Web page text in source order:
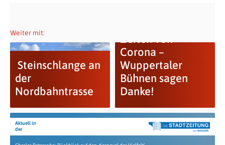
Weiter mit:
Steinschlange an
der
Nordbahntrasse
Corona –
Wuppertaler
Bühnen sagen
Danke!
Aktuell in
der